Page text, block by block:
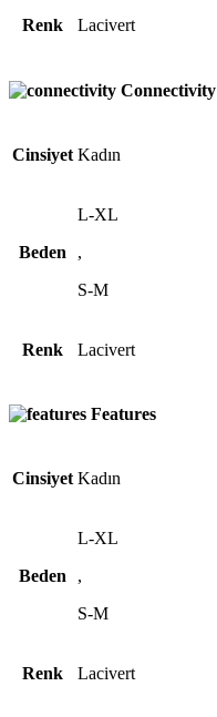
Renk Lacivert
Connectivity
Cinsiyet Kadın
Beden
L-XL
,
S-M
Renk Lacivert
Features
Cinsiyet Kadın
Beden
L-XL
,
S-M
Renk Lacivert